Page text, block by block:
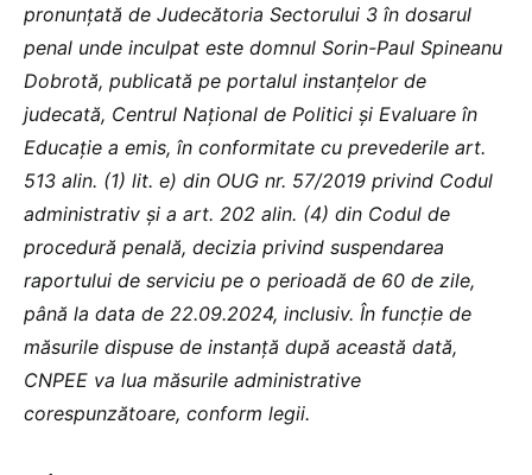
pronunțată de Judecătoria Sectorului 3 în dosarul
penal unde inculpat este domnul Sorin-Paul Spineanu
Dobrotă, publicată pe portalul instanțelor de
judecată, Centrul Național de Politici și Evaluare în
Educație a emis, în conformitate cu prevederile art.
513 alin. (1) lit. e) din OUG nr. 57/2019 privind Codul
administrativ și a art. 202 alin. (4) din Codul de
procedură penală, decizia privind suspendarea
raportului de serviciu pe o perioadă de 60 de zile,
până la data de 22.09.2024, inclusiv. În funcție de
măsurile dispuse de instanță după această dată,
CNPEE va lua măsurile administrative
corespunzătoare, conform legii.